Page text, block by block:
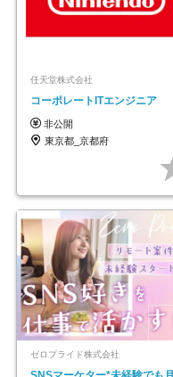
任天堂株式会社
コーポレートITエンジニア
非公開
東京都_京都府
ゼロプライド株式会社